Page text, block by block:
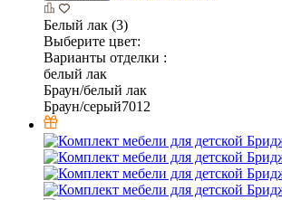
Белый лак (3)
Выберите цвет:
Варианты отделки :
белый лак
Браун/белый лак
Браун/серый7012